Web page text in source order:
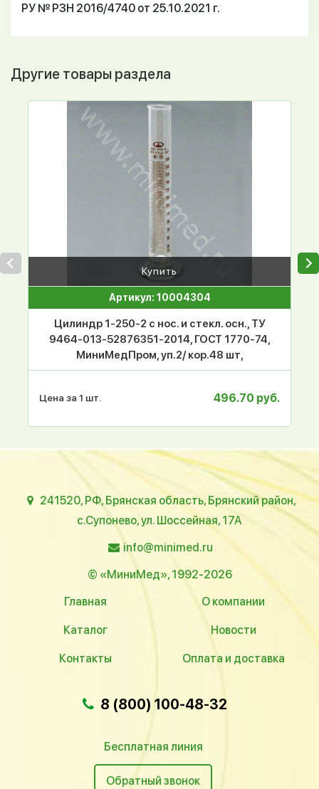
РУ № РЗН 2016/4740 от 25.10.2021 г.
Другие товары раздела
Купить
Артикул: 10004304
Цилиндр 1-250-2 с нос. и стекл. осн., ТУ
9464-013-52876351-2014, ГОСТ 1770-74,
МиниМедПром, уп.2/ кор.48 шт,
Цена за 1 шт. 496.70 руб.
241520, РФ, Брянская область, Брянский район,
с.Супонево, ул. Шоссейная, 17А
info@minimed.ru
© «МиниМед», 1992-2026
Главная
О компании
Каталог Новости
Контакты Оплата и доставка
8 (800) 100-48-32
Бесплатная линия
Обратный звонок